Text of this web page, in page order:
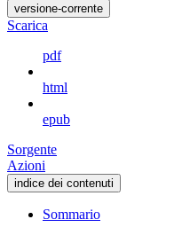
versione-corrente
Scarica
pdf
html
epub
Sorgente
Azioni
indice dei contenuti
Sommario